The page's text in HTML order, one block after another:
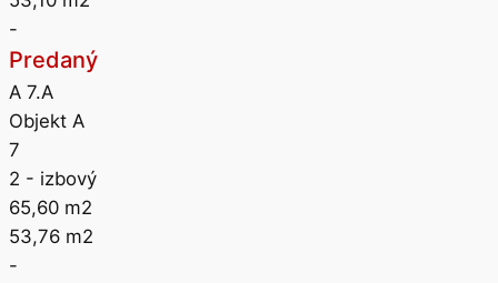
-
Predaný
A 7.A
Objekt A
7
2 - izbový
65,60 m2
53,76 m2
-